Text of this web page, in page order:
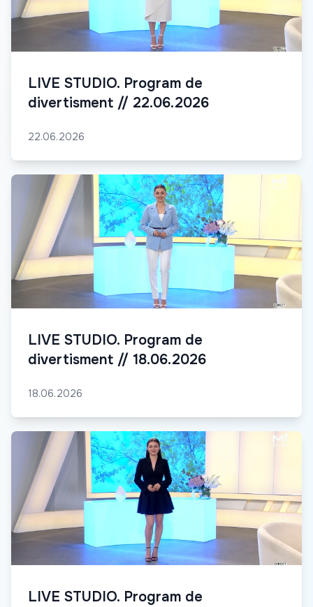
LIVE STUDIO. Program de
divertisment // 22.06.2026
22.06.2026
LIVE STUDIO. Program de
divertisment // 18.06.2026
18.06.2026
LIVE STUDIO. Program de